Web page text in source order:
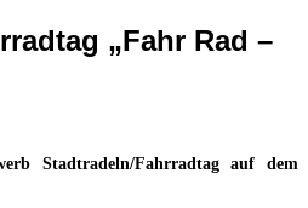
„Fahr Rad –
Stadtradeln/Fahrradtag auf dem